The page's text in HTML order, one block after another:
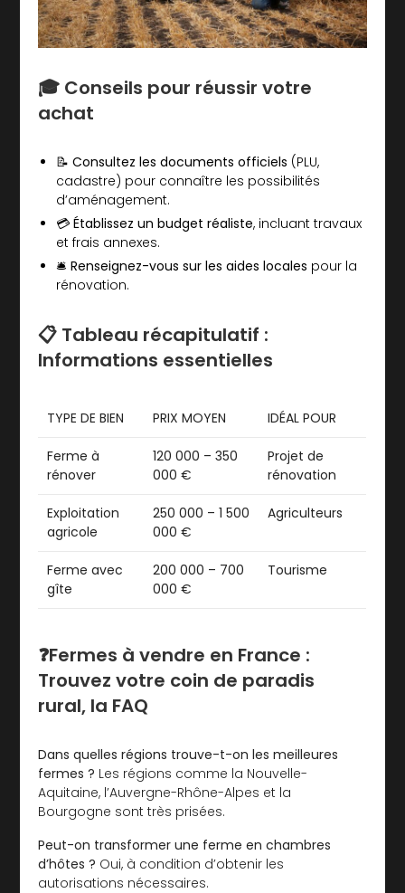
🎓 Conseils pour réussir votre
achat
📝 Consultez les documents officiels (PLU,
cadastre) pour connaître les possibilités
d’aménagement.
💳 Établissez un budget réaliste, incluant travaux
et frais annexes.
🛎️ Renseignez-vous sur les aides locales pour la
rénovation.
📋 Tableau récapitulatif :
Informations essentielles
TYPE DE BIEN PRIX MOYEN IDÉAL POUR
Ferme à
rénover
120 000 – 350
000 €
Projet de
rénovation
Exploitation
agricole
250 000 – 1 500
000 €
Agriculteurs
Ferme avec
gîte
200 000 – 700
000 €
Tourisme
❓Fermes à vendre en France :
Trouvez votre coin de paradis
rural, la FAQ
Dans quelles régions trouve-t-on les meilleures
fermes ? Les régions comme la Nouvelle-
Aquitaine, l’Auvergne-Rhône-Alpes et la
Bourgogne sont très prisées.
Peut-on transformer une ferme en chambres
d’hôtes ? Oui, à condition d’obtenir les
autorisations nécessaires.